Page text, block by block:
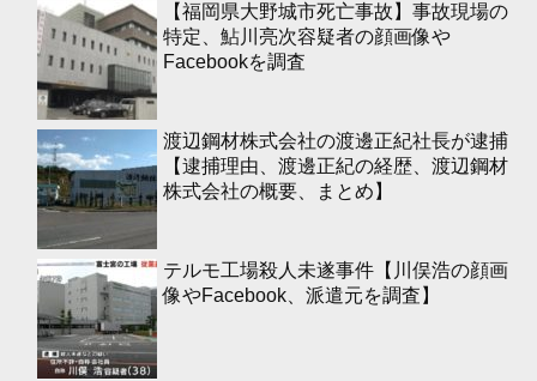
【福岡県大野城市死亡事故】事故現場の
特定、鮎川亮次容疑者の顔画像や
Facebookを調査
渡辺鋼材株式会社の渡邊正紀社長が逮捕
【逮捕理由、渡邊正紀の経歴、渡辺鋼材
株式会社の概要、まとめ】
テルモ工場殺人未遂事件【川俣浩の顔画
像やFacebook、派遣元を調査】